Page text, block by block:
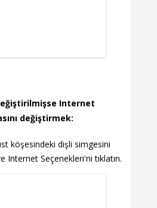
Internet
değiştirmek:
üst köşesindeki dişli simgesini
Internet Seçenekleri'ni tıklatın.